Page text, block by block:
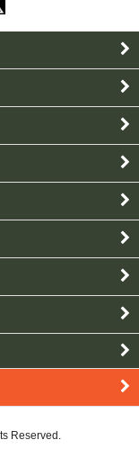
Reserved.